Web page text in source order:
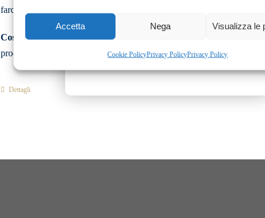
Accetta Nega Visualizza le
Cookie PolicyPrivacy PolicyPrivacy Policy
farciture, assemblaggi, finiture e organizzazione della produzione,
Costanza assoluta nella qualità e nel rendimento:
R15 aiuta a
produzione più efficiente.
Dettagli